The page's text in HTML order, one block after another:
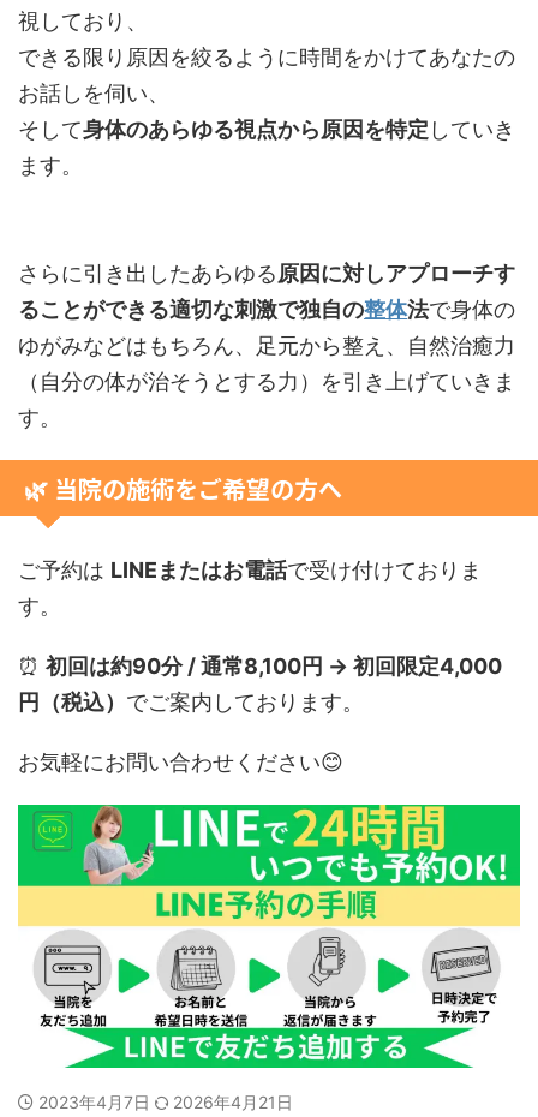
視しており、
できる限り原因を絞るように時間をかけてあなたの
お話しを伺い、
そして身体のあらゆる視点から原因を特定 していき
ます。
さらに引き出したあらゆる原因に対しアプローチす
ることができる適切な刺激で独自の整体法で身体の
ゆがみなどはもちろん、足元から整え、自然治癒力
（自分の体が治そうとする力）を引き上げていきま
す。
🌿 当院の施術をご希望の方へ
ご予約は LINEまたはお電話で受け付けておりま
す。
⏰ 初回は約90分 / 通常8,100円 → 初回限定4,000
円（税込） でご案内しております。
お気軽にお問い合わせください😊
2023年4月7日 2026年4月21日